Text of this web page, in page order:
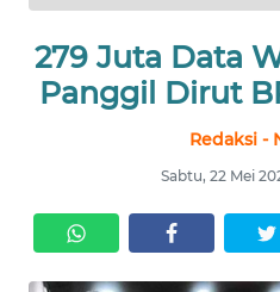
279 Juta Data
Panggil Dirut
Redaksi -
Sabtu, 22 Mei
NASIONAL
KRIMINAL